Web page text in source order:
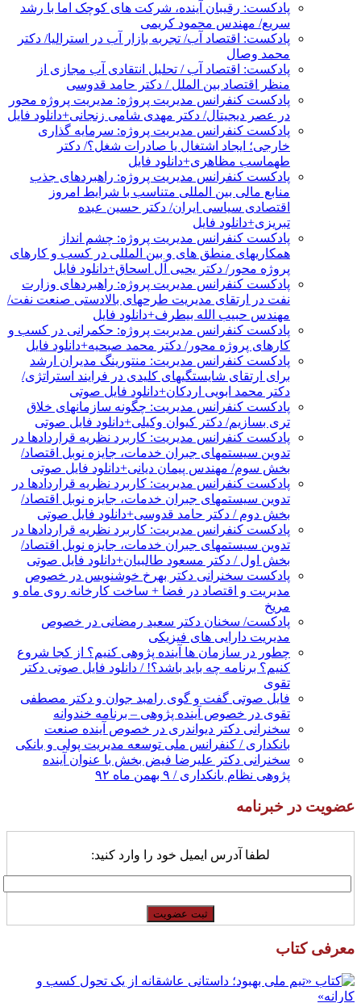
پادکست: رقیبان آینده، شرکت های کوچک اما با رشد
سریع/ مهندس محمود کریمی
پادکست: اقتصاد آب/ تجربه بازار آب در استرالیا/ دکتر
محمد وصال
پادکست: اقتصاد آب / تحلیل انتقادی آب مجازی از
منظر اقتصاد بین الملل / دکتر حامد قدوسی
پادکست کنفرانس مدیریت پروژه: مدیریت پروژه محور
در عصر دیجیتال/ دکتر مهدی شامی زنجانی+دانلود فایل
پادکست کنفرانس مدیریت پروژه: سرمایه گذاری
خارجی؛ ایجاد اشتغال یا صادرات شغل؟/ دکتر
طهماسب مظاهری+دانلود فایل
پادکست کنفرانس مدیریت پروژه: راهبردهای جذب
منابع مالی بین المللی متناسب با شرایط امروز
اقتصادی سیاسی ایران/ دکتر حسین عبده
تبریزی+دانلود فایل
پادکست کنفرانس مدیریت پروژه: چشم انداز
همکاریهای منطق های و بین المللی در کسب و کارهای
پروژه محور/ دکتر یحیی آل اسحاق+دانلود فایل
پادکست کنفرانس مدیریت پروژه: راهبردهای وزارت
نفت در ارتقای مدیریت طرحهای بالادستی صنعت نفت/
مهندس حبیب الله بیطرف+دانلود فایل
پادکست کنفرانس مدیریت پروژه: حکمرانی در کسب و
کارهای پروژه محور/ دکتر محمد صبحیه+دانلود فایل
پادکست کنفرانس مدیریت: منتورینگ مدیران ارشد
برای ارتقای شایستگیهای کلیدی در فرایند استراتژی/
دکتر محمد ابویی اردکان+دانلود فایل صوتی
پادکست کنفرانس مدیریت: چگونه سازمانهای خلاق
تری بسازیم/ دکتر کیوان وکیلی+دانلود فایل صوتی
پادکست کنفرانس مدیریت: کاربرد نظریه قراردادها در
تدوین سیستمهای جبران خدمات، جایزه نوبل اقتصاد/
بخش سوم/ مهندس پیمان دیانی+دانلود فایل صوتی
پادکست کنفرانس مدیریت: کاربرد نظریه قراردادها در
تدوین سیستمهای جبران خدمات، جایزه نوبل اقتصاد/
بخش دوم / دکتر حامد قدوسی+دانلود فایل صوتی
پادکست کنفرانس مدیریت: کاربرد نظریه قراردادها در
تدوین سیستمهای جبران خدمات، جایزه نوبل اقتصاد/
بخش اول / دکتر مسعود طالبیان+دانلود فایل صوتی
پادکست سخنرانی دکتر بهرخ خوشنویس در خصوص
مدیریت و اقتصاد در فضا + ساخت کارخانه روی ماه و
مریخ
پادکست/ سخنان دکتر سعید رمضانی در خصوص
مدیریت دارایی های فیزیکی
چطور در سازمان ها آینده پژوهی کنیم؟ از کجا شروع
کنیم؟ برنامه چه باید باشد؟! / دانلود فایل صوتی دکتر
تقوی
فایل صوتی گفت و گوی رامبد جوان و دکتر مصطفی
تقوی در خصوص آینده پژوهی – برنامه خندوانه
سخنرانی دکتر دیواندری در خصوص آینده صنعت
بانکداری / کنفرانس ملی توسعه مدیریت پولی و بانکی
سخنرانی دکتر علیرضا فیض بخش با عنوان آینده
پژوهی نظام بانکداری / ۹ بهمن ماه ۹۲
عضویت در خبرنامه
لطفا آدرس ایمیل خود را وارد کنید:
معرفی کتاب